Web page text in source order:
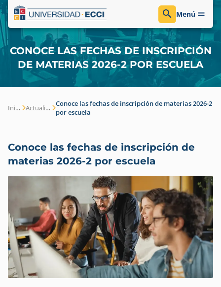
Menú
CONOCE LAS FECHAS DE INSCRIPCIÓN
DE MATERIAS 2026-2 POR ESCUELA
Inicio Actualidad
Conoce las fechas de inscripción de materias 2026-2
por escuela
Conoce las fechas de inscripción de
materias 2026-2 por escuela